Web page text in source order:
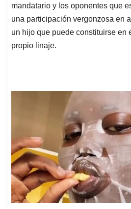
mandatario y los oponentes que
una participación vergonzosa en
un hijo que puede constituirse en
propio linaje.